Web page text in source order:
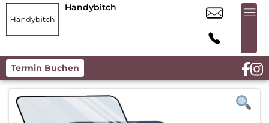
Handybitch
Termin Buchen